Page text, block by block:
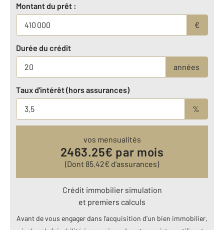
Montant du prêt :
€
Durée du crédit
années
Taux d'intérêt (hors assurances)
%
vos mensualités
2463.25€ par mois
(Dont 85.42€ d’assurances)
Crédit immobilier simulation
et premiers calculs
Avant de vous engager dans l’acquisition d’un bien immobilier,